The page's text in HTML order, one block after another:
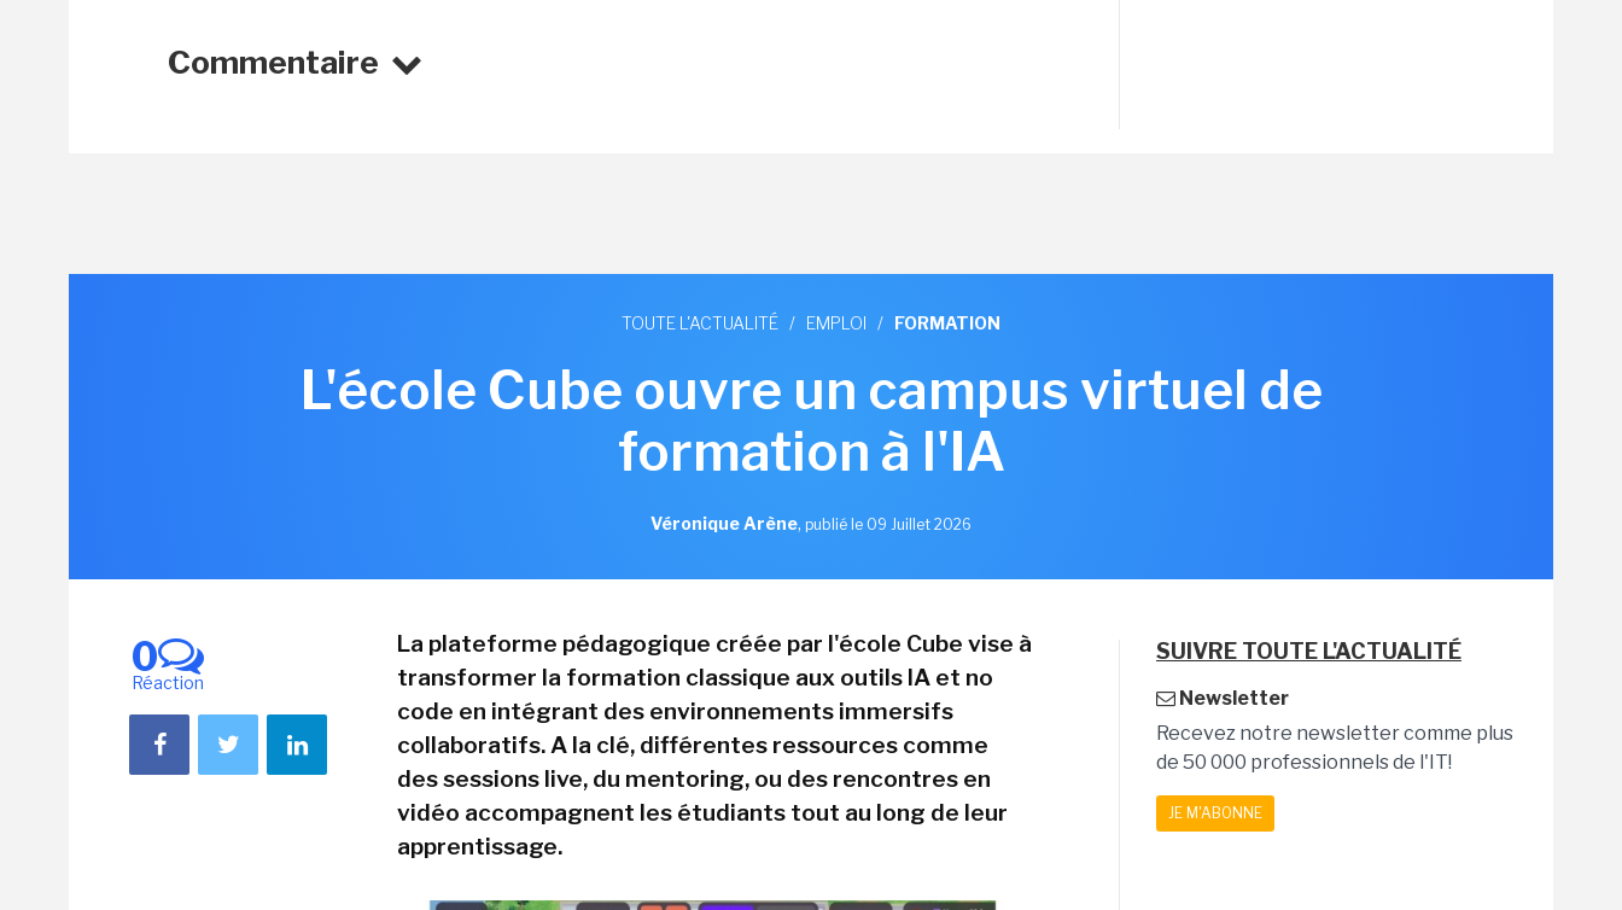
Commentaire
TOUTE L'ACTUALITÉ / EMPLOI / FORMATION
L'école Cube ouvre un campus virtuel de
formation à l'IA
Véronique Arène, publié le 09 Juillet 2026
0
Réaction
La plateforme pédagogique créée par l'école Cube vise à
transformer la formation classique aux outils IA et no
code en intégrant des environnements immersifs
collaboratifs. A la clé, différentes ressources comme
des sessions live, du mentoring, ou des rencontres en
vidéo accompagnent les étudiants tout au long de leur
apprentissage.
SUIVRE TOUTE L'ACTUALITÉ
Newsletter
Recevez notre newsletter comme plus
de 50 000 professionnels de l'IT!
JE M'ABONNE